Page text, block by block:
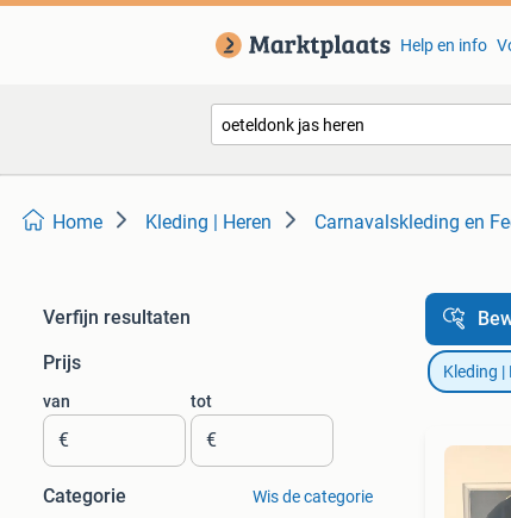
Help en info
Home Kleding | Heren Carnavalskleding en
Verfijn resultaten
Prijs
van
€
tot
€
Categorie Wis de categorie
Kleding |